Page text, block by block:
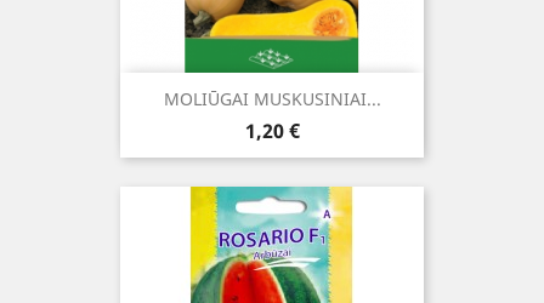
MOLIŪGAI MUSKUSINIAI...
Kaina
1,20 €